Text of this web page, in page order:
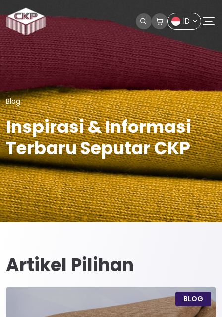
ID
Blog
Inspirasi & Informasi
Terbaru Seputar CKP
Artikel Pilihan
BLOG